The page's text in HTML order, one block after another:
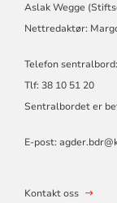
Aslak Wegge
Nettredaktør:
Telefon sentralbord:
Tlf: 38 10 51 20
Sentralbordet er
E-post:
Kontakt oss